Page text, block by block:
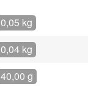
0,05 kg
0,04 kg
40,00 g